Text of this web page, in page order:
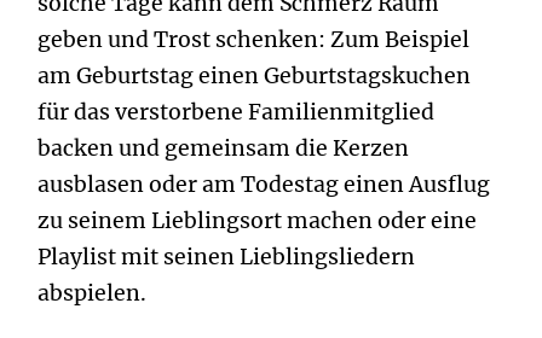
geben und Trost schenken: Zum Beispiel
am Geburtstag einen Geburtstagskuchen
für das verstorbene Familienmitglied
backen und gemeinsam die Kerzen
ausblasen oder am Todestag einen Ausflug
zu seinem Lieblingsort machen oder eine
Playlist mit seinen Lieblingsliedern
abspielen.